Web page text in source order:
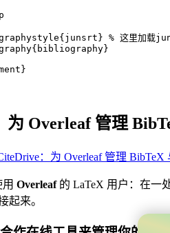
{junsrt} % 这里加载
{bibliography}
}
为 Overleaf 管理
：为 Overleaf 管理 BibTeX
Overleaf的 LaTeX 用户：在一
起来。